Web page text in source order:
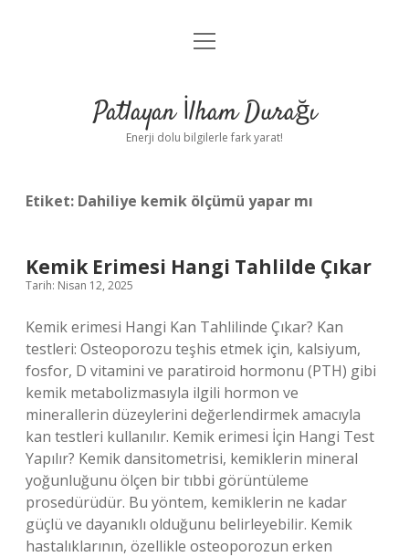
Anasayfa
Yasal Uyarı
menüyü
Patlayan İlham Durağı
Enerji dolu bilgilerle fark yarat!
Etiket: Dahiliye kemik ölçümü yapar mı
Kemik Erimesi Hangi Tahlilde Çıkar
Tarih: Nisan 12, 2025
Kemik erimesi Hangi Kan Tahlilinde Çıkar? Kan
testleri: Osteoporozu teşhis etmek için, kalsiyum,
fosfor, D vitamini ve paratiroid hormonu (PTH) gibi
kemik metabolizmasıyla ilgili hormon ve
minerallerin düzeylerini değerlendirmek amacıyla
kan testleri kullanılır. Kemik erimesi İçin Hangi Test
Yapılır? Kemik dansitometrisi, kemiklerin mineral
yoğunluğunu ölçen bir tıbbi görüntüleme
prosedürüdür. Bu yöntem, kemiklerin ne kadar
güçlü ve dayanıklı olduğunu belirleyebilir. Kemik
hastalıklarının, özellikle osteoporozun erken